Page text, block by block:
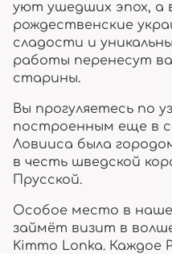
уют ушедших эпох, а
рождественские
сладости и
работы перенесут
старины.
Вы прогуляетесь по
построенным еще в
Ловииса была
в честь шведской
Прусской.
Особое место в
займёт визит в
Kimmo Lonka. Каждое